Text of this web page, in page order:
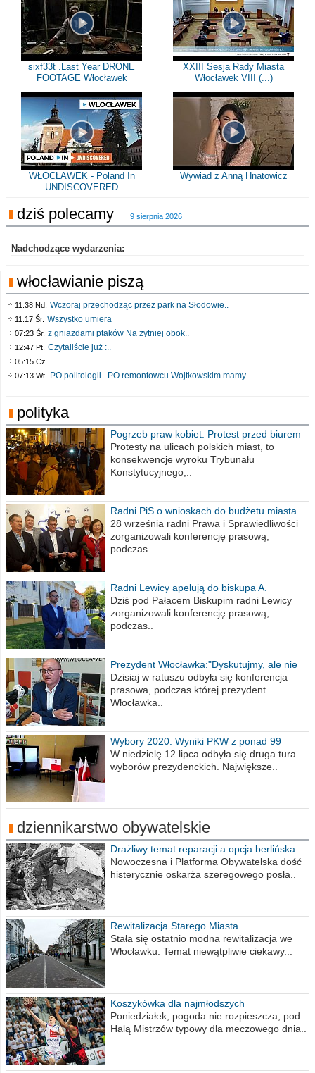
sixf33t .Last Year DRONE
FOOTAGE Włocławek
XXIII Sesja Rady Miasta
Włocławek VIII (...)
WŁOCŁAWEK - Poland In
UNDISCOVERED
Wywiad z Anną Hnatowicz
dziś polecamy 9 sierpnia 2026
Nadchodzące wydarzenia:
włocławianie piszą
11:38 Nd. Wczoraj przechodząc przez park na Słodowie..
11:17 Śr. Wszystko umiera
07:23 Śr. z gniazdami ptaków Na żytniej obok..
12:47 Pt. Czytaliście już :..
05:15 Cz. ..
07:13 Wt. PO politologii . PO remontowcu Wojtkowskim mamy..
polityka
Pogrzeb praw kobiet. Protest przed biurem
poselskim PiS
Protesty na ulicach polskich miast, to
konsekwencje wyroku Trybunału
Konstytucyjnego,..
Radni PiS o wnioskach do budżetu miasta
na 2021 rok
28 września radni Prawa i Sprawiedliwości
zorganizowali konferencję prasową,
podczas..
Radni Lewicy apelują do biskupa A.
Wiesława Meringa
Dziś pod Pałacem Biskupim radni Lewicy
zorganizowali konferencję prasową,
podczas..
Prezydent Włocławka:"Dyskutujmy, ale nie
obrażajmy się”
Dzisiaj w ratuszu odbyła się konferencja
prasowa, podczas której prezydent
Włocławka..
Wybory 2020. Wyniki PKW z ponad 99
procent obwodów
W niedzielę 12 lipca odbyła się druga tura
wyborów prezydenckich. Największe..
dziennikarstwo obywatelskie
Drażliwy temat reparacji a opcja berlińska
Nowoczesna i Platforma Obywatelska dość
histerycznie oskarża szeregowego posła..
Rewitalizacja Starego Miasta
Stała się ostatnio modna rewitalizacja we
Włocławku. Temat niewątpliwie ciekawy...
Koszykówka dla najmłodszych
Poniedziałek, pogoda nie rozpieszcza, pod
Halą Mistrzów typowy dla meczowego dnia..